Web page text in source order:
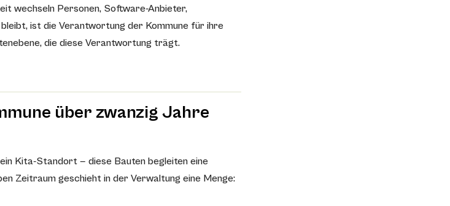
wechseln Personen, Software-Anbieter,
ist die Verantwortung der Kommune für ihre
die diese Verantwortung trägt.
über zwanzig Jahre
Kita-Standort — diese Bauten begleiten eine
Zeitraum geschieht in der Verwaltung eine Menge: